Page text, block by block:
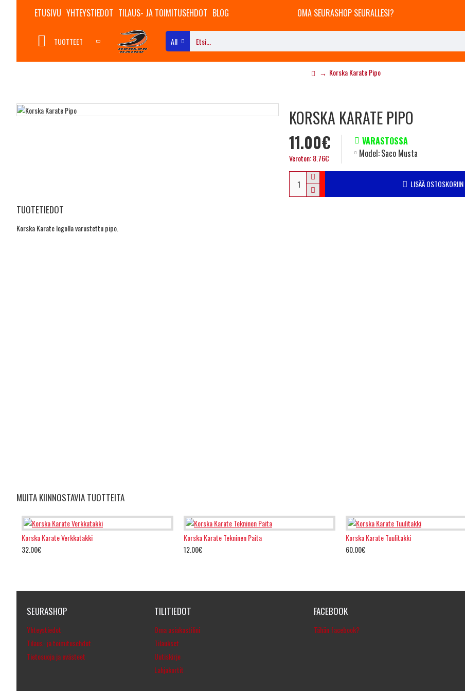
ETUSIVU YHTEYSTIEDOT TILAUS- JA TOIMITUSEHDOT BLOG OMA SEURASHOP SEURALLESI?
TUOTTEET All
Korska Karate Pipo
KORSKA KARATE PIPO
11.00€
Veroton: 8.76€
VARASTOSSA
Model:Saco Musta
LISÄÄ OSTOSKORIIN
TUOTETIEDOT
Korska Karate logolla varustettu pipo.
MUITA KIINNOSTAVIA TUOTTEITA
Korska Karate Verkkatakki
32.00€
Korska Karate Tekninen Paita
12.00€
Korska Karate Tuulitakki
60.00€
SEURASHOP
Yhteystiedot
Tilaus- ja toimitusehdot
Tietosuoja ja evästeet
TILITIEDOT
Oma asiakastilini
Tilaukset
Uutiskirje
Lahjakortit
FACEBOOK
Tähän facebook?